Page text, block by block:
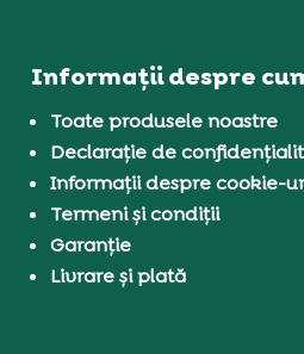
Informații despre
Toate produsele noastre
Declarație de
Informații despre cookie-
Termeni și condiții
Garanție
Livrare și plată